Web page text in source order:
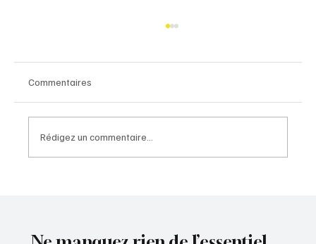
Commentaires
Rédigez un commentaire...